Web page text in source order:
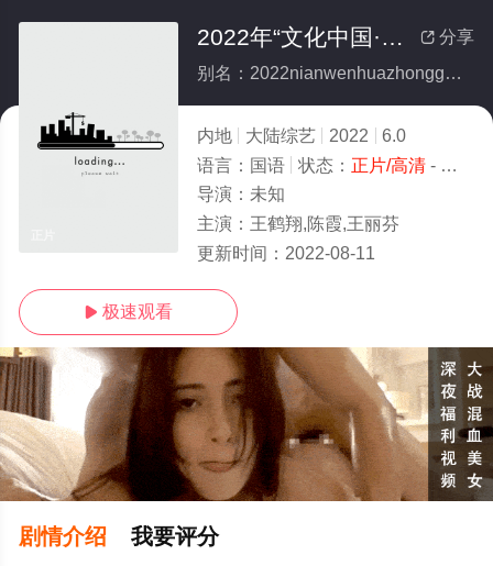
 分享
2022年“文化中国·水立方杯”中文歌曲大赛全球总决赛
别名：2022nianwenhuazhongguoshuilifangbeizhongwengequdasaiquanqiuzongjuesai
内地 大陆综艺 2022
6.0
语言： 国语 状态： 正片/高清- 免费在线观看
导演： 未知
主演： 王鹤翔,陈霞,王丽芬
更新时间： 2022-08-11
 极速观看
剧情介绍 我要评分